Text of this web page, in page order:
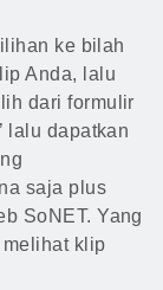
ke bilah
Anda, lalu
dari formulir
lalu dapatkan
saja plus
SoNET. Yang
klip